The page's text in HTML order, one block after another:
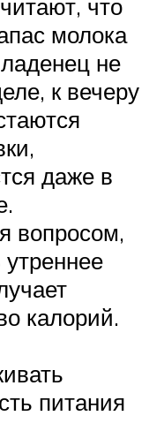
что
молока
не
к вечеру
даже в
вопросом,
калорий.
питания